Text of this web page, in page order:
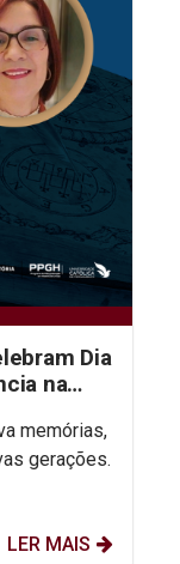
Dia
na
memórias,
gerações.
LER MAIS